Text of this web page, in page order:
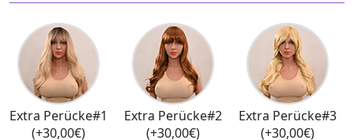
Extra Perücke#1
(+30,00€)
Extra Perücke#2
(+30,00€)
Extra Perücke#3
(+30,00€)